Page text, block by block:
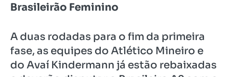
Brasileirão Feminino
A duas rodadas para o fim da primeira
fase, as equipes do Atlético Mineiro e
do Avaí Kindermann já estão rebaixadas